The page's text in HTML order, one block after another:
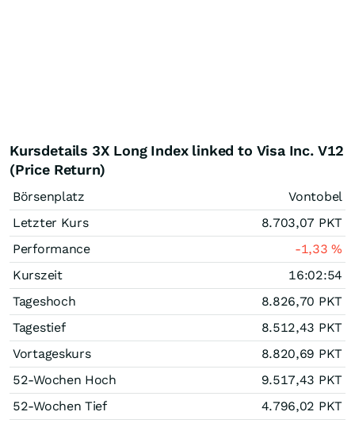
Kursdetails 3X Long Index linked to Visa Inc. V12
(Price Return)
Börsenplatz
Vontobel
Letzter Kurs
8.703,07 PKT
Performance
-1,33%
Kurszeit
16:02:54
Tageshoch
8.826,70 PKT
Tagestief
8.512,43 PKT
Vortageskurs
8.820,69 PKT
52-Wochen Hoch
9.517,43 PKT
52-Wochen Tief
4.796,02 PKT